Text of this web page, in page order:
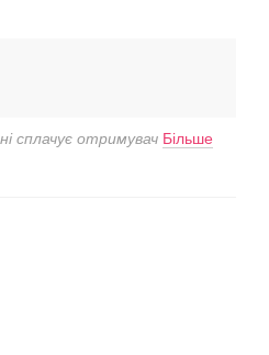
сплачує отримувач Більше